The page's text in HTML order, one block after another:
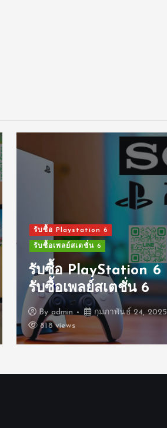
รับซื้อ Playstation 6
รับซื้อเพลย์สเตชั่น 6
รับซื้อ PlayStation 6
รับซื้อเพลย์สเตชั่น 6
Byadmin
กุมภาพันธ์ 24, 2025
818 views